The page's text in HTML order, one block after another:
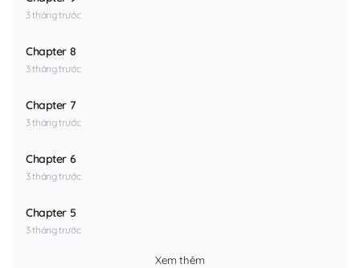
3 tháng trước
Chapter 8
3 tháng trước
Chapter 7
3 tháng trước
Chapter 6
3 tháng trước
Chapter 5
3 tháng trước
Xem thêm